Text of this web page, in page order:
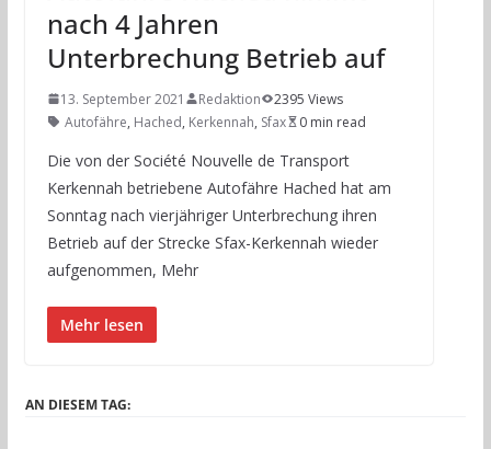
nach 4 Jahren
Unterbrechung Betrieb auf
13. September 2021 Redaktion
2395 Views
Autofähre, Hached, Kerkennah, Sfax 0 min read
Die von der Société Nouvelle de Transport
Kerkennah betriebene Autofähre Hached hat am
Sonntag nach vierjähriger Unterbrechung ihren
Betrieb auf der Strecke Sfax-Kerkennah wieder
aufgenommen, Mehr
Mehr lesen
AN DIESEM TAG: